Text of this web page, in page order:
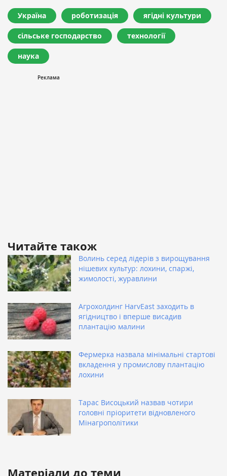
Україна роботизація ягідні культури
сільське господарство технології
наука
Читайте також
Волинь серед лідерів з вирощування
нішевих культур: лохини, спаржі,
жимолості, журавлини
Агрохолдинг HarvEast заходить в
ягідництво і вперше висадив
плантацію малини
Фермерка назвала мінімальні стартові
вкладення у промислову плантацію
лохини
Тарас Висоцький назвав чотири
головні пріоритети відновленого
Мінагрополітики
Матеріали до теми